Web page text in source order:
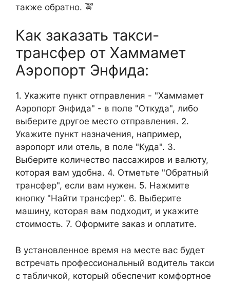
также обратно. 🚖
Как заказать такси-
трансфер от Хаммамет
Аэропорт Энфида:
1. Укажите пункт отправления - "Хаммамет
Аэропорт Энфида" - в поле "Откуда", либо
выберите другое место отправления. 2.
Укажите пункт назначения, например,
аэропорт или отель, в поле "Куда". 3.
Выберите количество пассажиров и валюту,
которая вам удобна. 4. Отметьте "Обратный
трансфер", если вам нужен. 5. Нажмите
кнопку "Найти трансфер". 6. Выберите
машину, которая вам подходит, и укажите
стоимость. 7. Оформите заказ и оплатите.
В установленное время на месте вас будет
встречать профессиональный водитель такси
с табличкой, который обеспечит комфортное